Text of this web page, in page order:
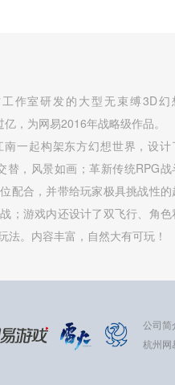
作室研发的大型无束缚3D幻
，为网易2016年战略级作品。
南一起构架东方幻想世界，设计
替，风景如画；革新传统RPG战
配合，并带给玩家极具挑战性的
；游戏内还设计了双飞行、角色
法。内容丰富，自然大有可玩！
公司简
杭州